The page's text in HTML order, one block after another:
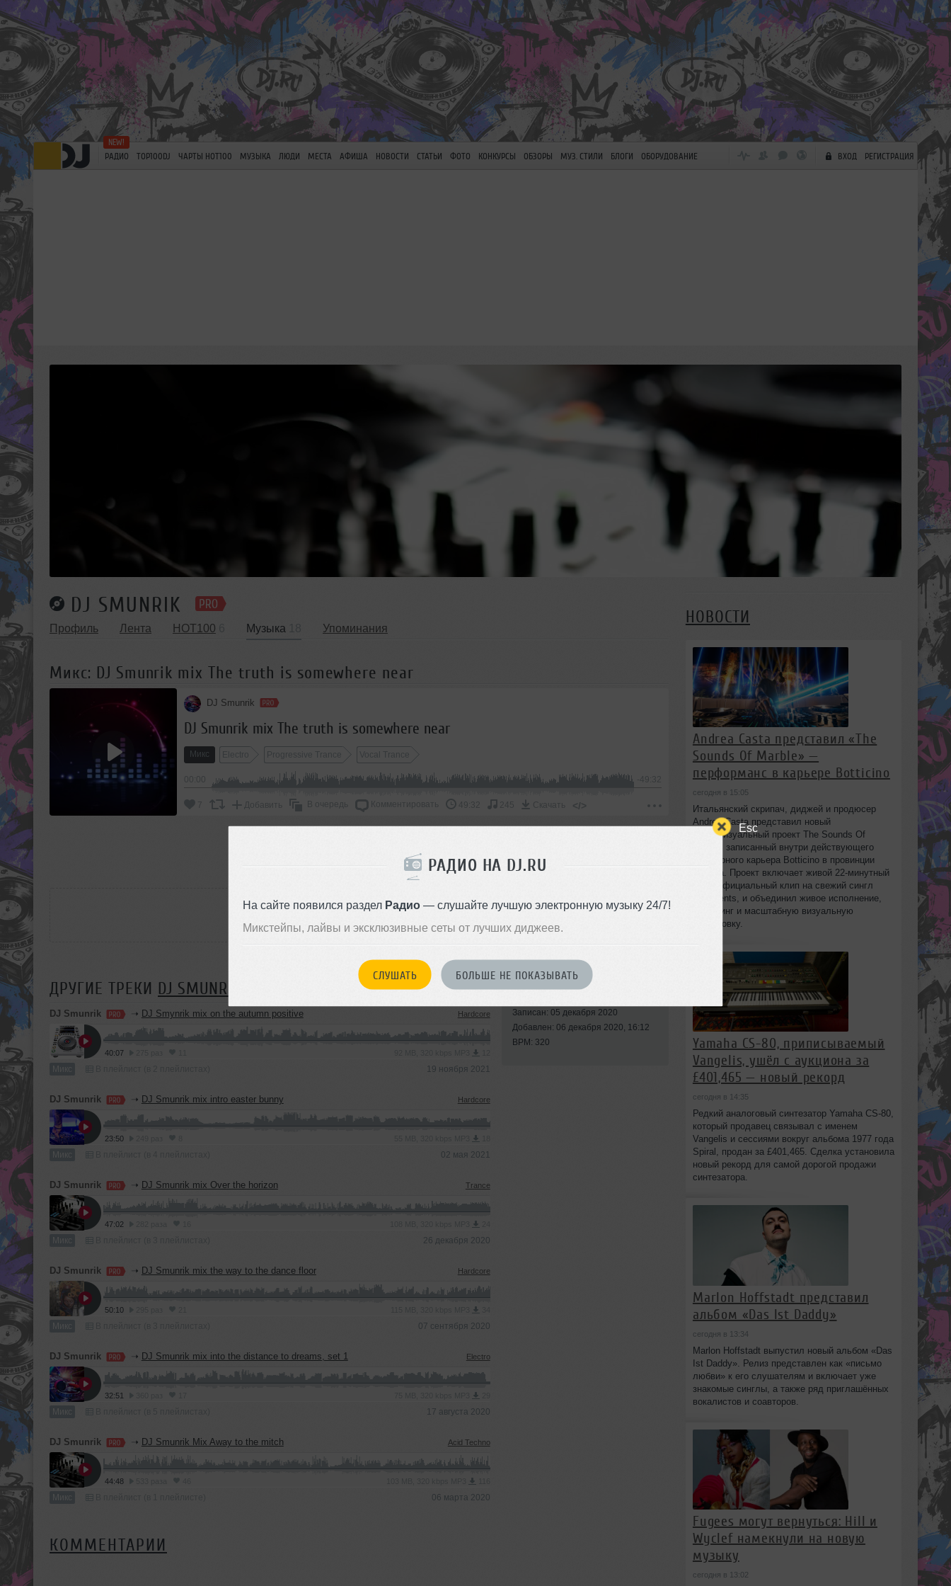
Esc
РАДИО НА DJ.RU
На сайте появился раздел Радио— слушайте лучшую электронную музыку 24/7!
Микстейпы, лайвы и эксклюзивные сеты от лучших диджеев.
СЛУШАТЬ БОЛЬШЕ НЕ ПОКАЗЫВАТЬ
РАДИО TOP100DJ ЧАРТЫ HOT100 МУЗЫКА ЛЮДИ МЕСТА АФИША НОВОСТИ СТАТЬИ ФОТО КОНКУРСЫ ОБЗОРЫ МУЗ. СТИЛИ БЛОГИ ОБОРУДОВАНИЕ ВХОД РЕГИСТРАЦИЯ
DJ SMUNRIK
Профиль Лента HOT100 Музыка Упоминания
Микс: DJ Smunrik mix The truth is somewhere near
DJ Smunrik
DJ Smunrik mix The truth is somewhere near
Микс Electro Progressive Trance Vocal Trance
-49:32
7 Добавить В очередь Комментировать 49:32 245 Скачать </>
ПОДДЕРЖАТЬ АРТИСТА
ДРУГИЕ ТРЕКИ DJ SMUNRIK
DJ Smunrik ➝ DJ Smynrik mix on the autumn positive Hardcore
40:07
Микс 19 ноября 2021
DJ Smunrik ➝ DJ Smunrik mix intro easter bunny Hardcore
23:50
Микс 02 мая 2021
DJ Smunrik ➝ DJ Smunrik mix Over the horizon Trance
47:02
Микс 26 декабря 2020
DJ Smunrik ➝ DJ Smunrik mix the way to the dance floor Hardcore
50:10
Микс 07 сентября 2020
DJ Smunrik ➝ DJ Smunrik mix into the distance to dreams, set 1 Electro
32:51
Микс 17 августа 2020
DJ Smunrik ➝ DJ Smunrik Mix Away to the mitch Acid Techno
44:48
Микс 06 марта 2020
Стили: Electro ,
Trance,Vocal Trance
Записан: 05 декабря 2020
Добавлен: 06 декабря 2020, 16:12
BPM: 320
КОММЕНТАРИИ
НОВОСТИ
Andrea Casta представил «The
Sounds Of Marble» —
перформанс в карьере Botticino
сегодня в 15:05
Итальянский скрипач, диджей и продюсер
Andrea Casta представил новый
аудиовизуальный проект The Sounds Of
Marble, записанный внутри действующего
мраморного карьера Botticino в провинции
Brescia. Проект включает живой 22‑минутный
сет и официальный клип на свежий сингл
Fragments, и объединил живое исполнение,
диджеинг и масштабную визуальную
постановку.
Yamaha CS-80, приписываемый
Vangelis, ушёл с аукциона за
£401,465 — новый рекорд
сегодня в 14:35
Редкий аналоговый синтезатор Yamaha CS-80,
который продавец связывал с именем
Vangelis и сессиями вокруг альбома 1977 года
Spiral, продан за £401,465. Сделка установила
новый рекорд для самой дорогой продажи
синтезатора.
Marlon Hoffstadt представил
альбом «Das Ist Daddy»
сегодня в 13:34
Marlon Hoffstadt выпустил новый альбом «Das
Ist Daddy». Релиз представлен как «письмо
любви» к его слушателям и включает уже
знакомые синглы, а также ряд приглашённых
вокалистов и соавторов.
Fugees могут вернуться: Hill и
Wyclef намекнули на новую
музыку
сегодня в 13:02